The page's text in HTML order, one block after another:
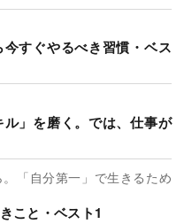
今すぐやるべき習慣・ベス
」を磨く。では、仕事が
「自分第一」で生きるため
こと・ベスト1